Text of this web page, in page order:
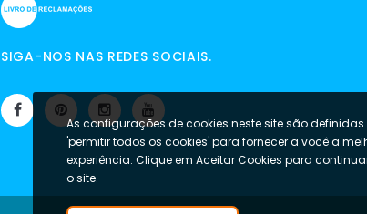
SIGA-NOS NAS REDES SOCIAIS.
As configurações de cookies neste site são
'permitir todos os cookies' para fornecer a você a
experiência. Clique em Aceitar Cookies para
o site.